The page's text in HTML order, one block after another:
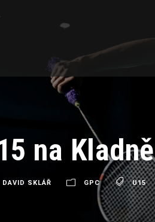
na
DAVID SKLÁŘ GPC U15